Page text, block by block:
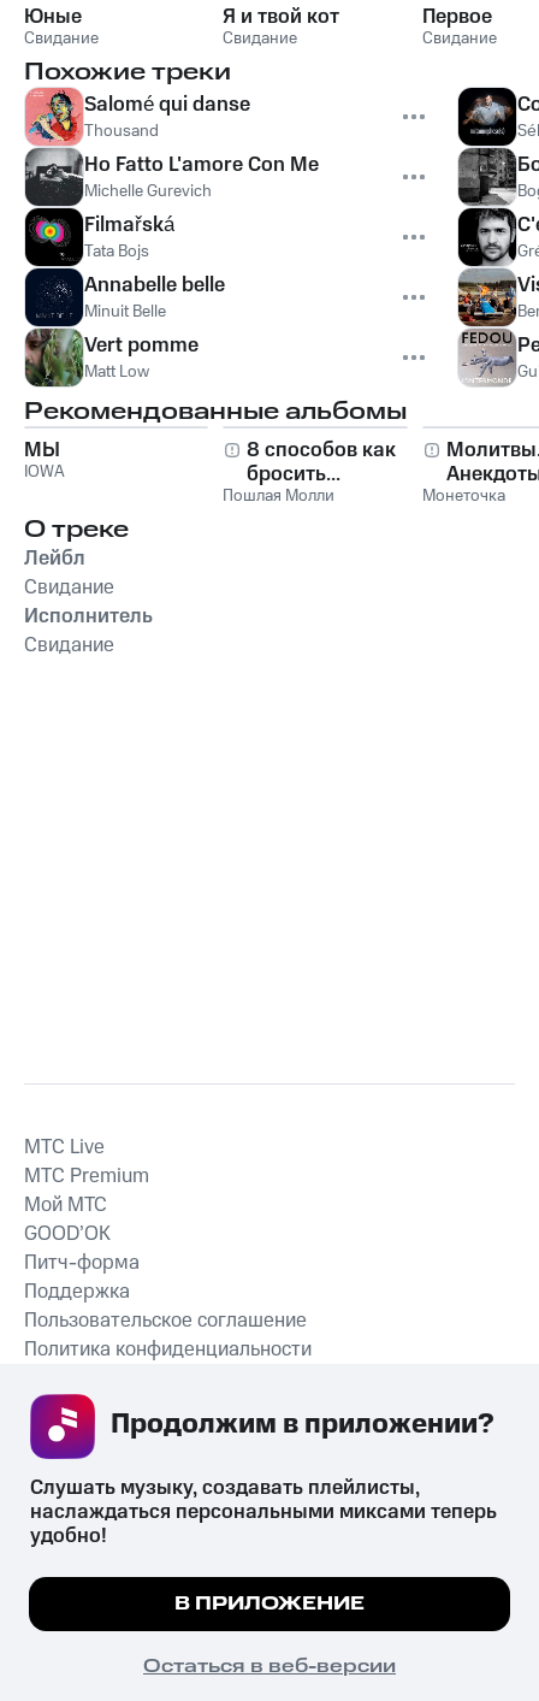
Юные
Свидание
Я и твой кот
Свидание
Первое
Свидание
Похожие треки
Salomé qui danse
Thousand
Ho Fatto L'amore Con Me
Michelle Gurevich
Filmařská
Tata Bojs
Annabelle belle
Minuit Belle
Vert pomme
Matt Low
Рекомендованные альбомы
МЫ
IOWA
8 способов как
бросить...
Пошлая Молли Монеточка
О треке
Лейбл
Свидание
Исполнитель
Свидание
СКАЧАТЬ ПРИЛОЖЕНИЕ
MTС Live
MTС Premium
Мой МТС
GOOD’OK
Питч-форма
Поддержка
Пользовательское соглашение
Политика конфиденциальности
психотропных веществ, их аналогов причиняет вред здоровью,
их незаконный оборот запрещён и влечёт установленную
законодательством ответственность.
© 2026 ООО «КИОН».
Все права защищены
Мы используем куки, чтобы на сайте все
Подробнее
ПОНЯТНО
Слушать музыку, создавать плейлисты,
наслаждаться персональными миксами теперь
удобно!
В ПРИЛОЖЕНИЕ
Остаться в веб-версии